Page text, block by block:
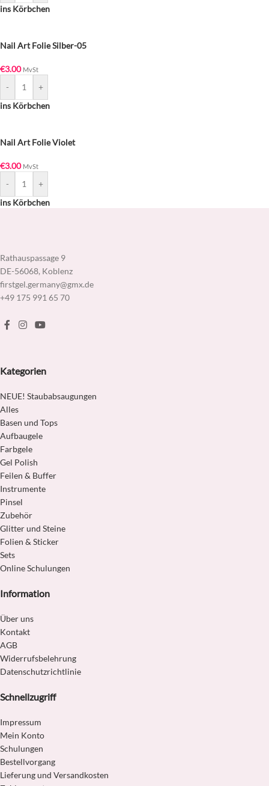
ins Körbchen
Nail Art Folie Silber-05
€3.00 MvSt
-
+
ins Körbchen
Nail Art Folie Violet
€3.00 MvSt
-
+
ins Körbchen
Rathauspassage 9
DE-56068, Koblenz
firstgel.germany@gmx.de
+49 175 991 65 70
Kategorien
NEUE! Staubabsaugungen
Alles
Basen und Tops
Aufbaugele
Farbgele
Gel Polish
Feilen & Buffer
Instrumente
Pinsel
Zubehör
Glitter und Steine
Folien & Sticker
Sets
Online Schulungen
Information
Über uns
Kontakt
AGB
Widerrufsbelehrung
Datenschutzrichtlinie
Schnellzugriff
Impressum
Mein Konto
Schulungen
Bestellvorgang
Lieferung und Versandkosten